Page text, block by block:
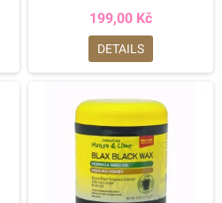
199,00 Kč
DETAILS